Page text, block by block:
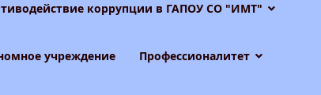
коррупции в ГАПОУ СО "ИМТ"
учреждение Профессионалитет